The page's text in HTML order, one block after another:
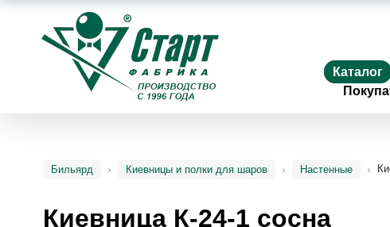
Каталог
Бильярд Киевницы и полки для шаров Настенные
Киевница К-24-1 сосна